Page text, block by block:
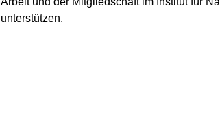
unterstützen.